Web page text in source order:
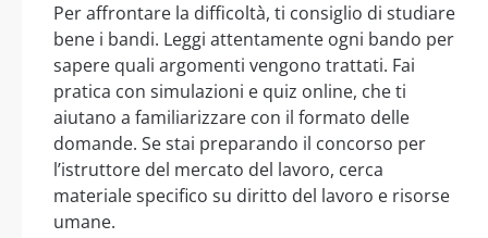
Per affrontare la difficoltà, ti consiglio di studiare
bene i bandi. Leggi attentamente ogni bando per
sapere quali argomenti vengono trattati. Fai
pratica con simulazioni e quiz online, che ti
aiutano a familiarizzare con il formato delle
domande. Se stai preparando il concorso per
l’istruttore del mercato del lavoro, cerca
materiale specifico su diritto del lavoro e risorse
umane.